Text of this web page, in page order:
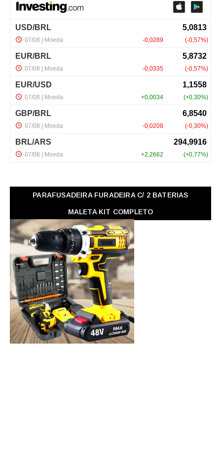
PARAFUSADEIRA FURADEIRA C/ 2 BATERIAS
MALETA KIT COMPLETO